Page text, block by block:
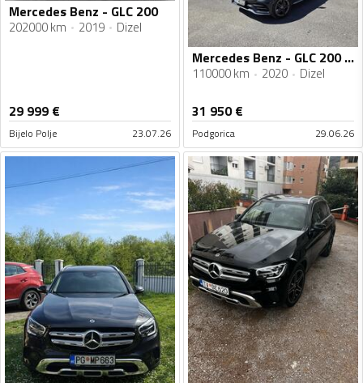
Mercedes Benz - GLC 200
202000 km 2019 Dizel
29 999 €
Bijelo Polje 23.07.26
Mercedes Benz - GLC 200 - AMG
110000 km 2020 Dizel
31 950€
Podgorica 29.06.26